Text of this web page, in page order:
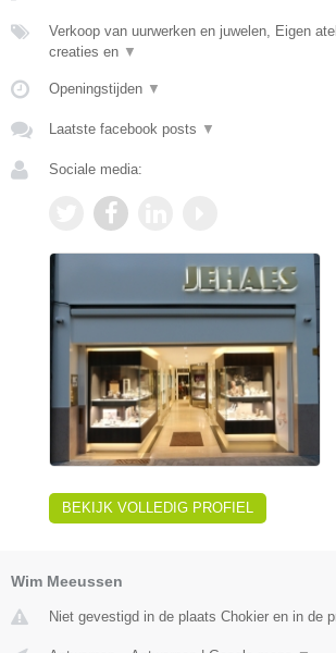
Verkoop van uurwerken en juwelen, Eigen
creaties en ▼
Openingstijden ▼
Laatste facebook posts ▼
Sociale media:
BEKIJK VOLLEDIG PROFIEL
Wim Meeussen
Niet gevestigd in de plaats Chokier en in de